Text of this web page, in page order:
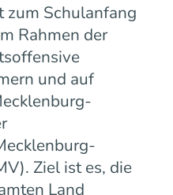
Schulanfang
Rahmen der
und auf
Ziel ist es, die
Land